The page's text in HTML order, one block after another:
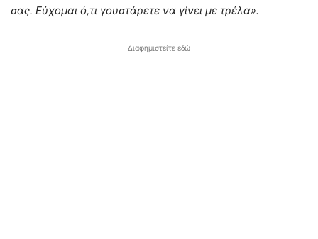
σας. Εύχομαι ό,τι γουστάρετε να γίνει με τρέλα».
Διαφημιστείτε εδώ